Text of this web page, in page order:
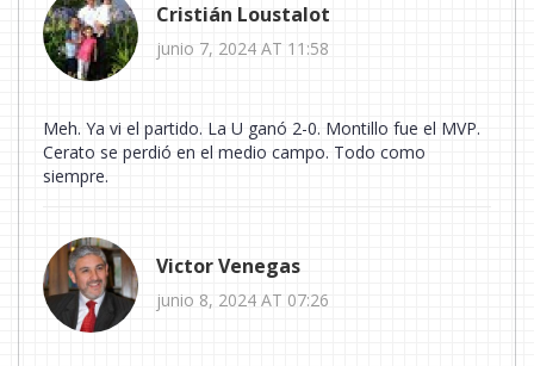
Cristián Loustalot
junio 7, 2024 AT 11:58
Meh. Ya vi el partido. La U ganó 2-0. Montillo fue el MVP.
Cerato se perdió en el medio campo. Todo como
siempre.
Victor Venegas
junio 8, 2024 AT 07:26